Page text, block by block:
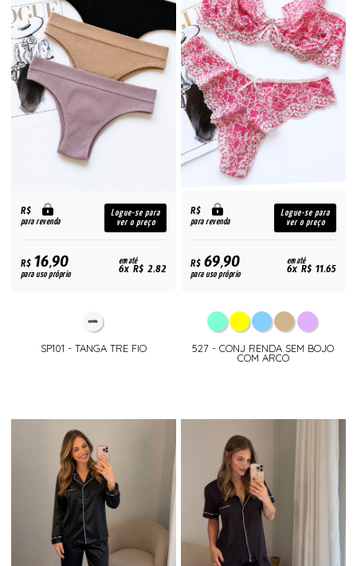
R$
para revenda
Logue-se para
ver o preço
R$16,90
para uso próprio
em até
6x R$ 2,82
SP101 - TANGA TRE FIO
R$
para revenda
Logue-se para
ver o preço
R$69,90
para uso próprio
em até
6x R$ 11,65
527 - CONJ RENDA SEM BOJO
COM ARCO